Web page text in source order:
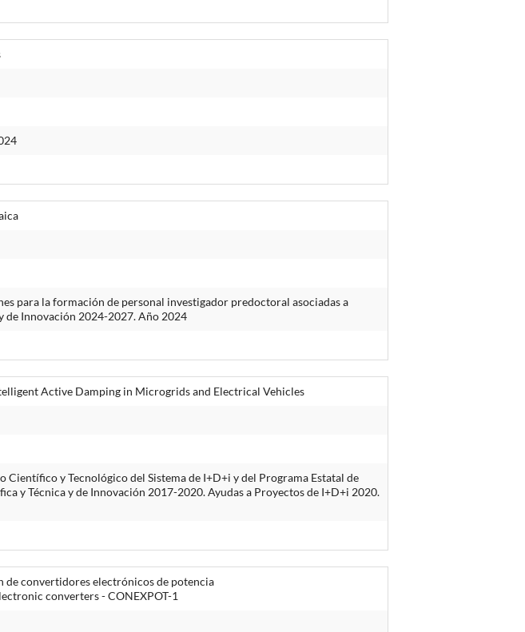
para la formación de personal investigador predoctoral asociadas a
de Innovación 2024-2027. Año 2024
Active Damping in Microgrids and Electrical Vehicles
y Tecnológico del Sistema de I+D+i y del Programa Estatal de
y Técnica y de Innovación 2017-2020. Ayudas a Proyectos de I+D+i 2020.
de convertidores electrónicos de potencia
converters - CONEXPOT-1